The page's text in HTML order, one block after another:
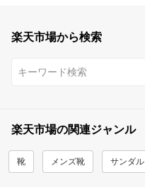
楽天市場から検索
楽天市場の関連ジャンル
靴 メンズ靴 サンダル